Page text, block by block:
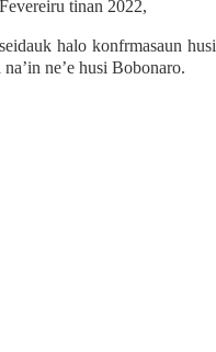
tinan 2022,
halo konfrmasaun husi
ne’e husi Bobonaro.